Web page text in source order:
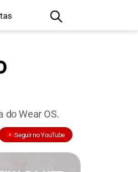
do Wear OS.
Seguir no YouTube